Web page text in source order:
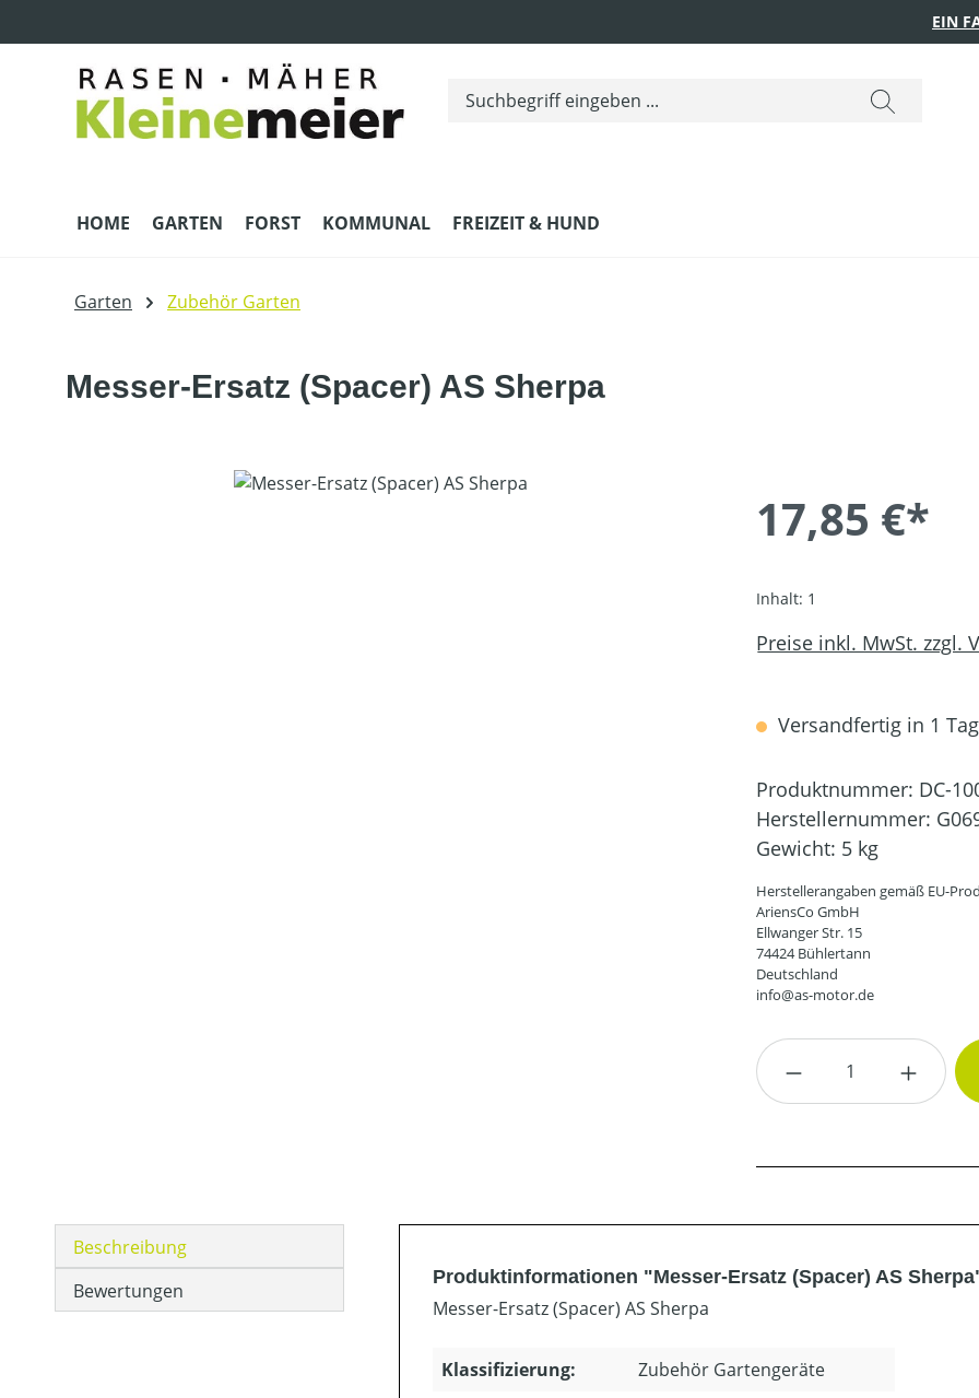
EIN
HOME GARTEN FORST KOMMUNAL FREIZEIT & HUND
Garten Zubehör Garten
Messer-Ersatz (Spacer) AS Sherpa
Bildergalerie überspringen
17,85 €*
Inhalt: 1
Preise inkl. MwSt. zzgl.
Versandfertig in 1
Produktnummer: DC-
Herstellernummer:
Gewicht: 5 kg
Herstellerangaben gemäß EU-
AriensCo GmbH
Ellwanger Str. 15
74424 Bühlertann
Deutschland
info@as-motor.de
Produkt Anzahl:
Beschreibung
Bewertungen
Produktinformationen "Messer-Ersatz (Spacer) AS
Messer-Ersatz (Spacer) AS Sherpa
Klassifizierung: Zubehör Gartengeräte